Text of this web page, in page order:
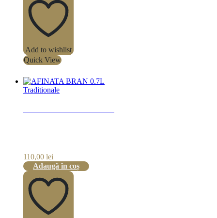
Add to wishlist
Quick View
Traditionale
110,00 lei
Adaugă în coș